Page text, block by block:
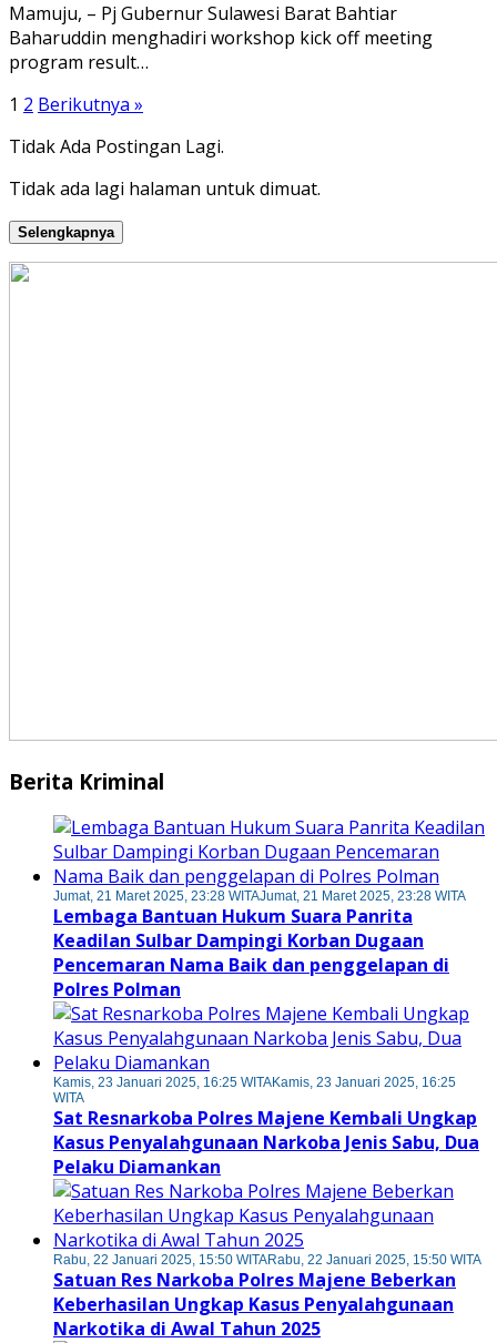
Mamuju, – Pj Gubernur Sulawesi Barat Bahtiar
Baharuddin menghadiri workshop kick off meeting
program result…
Paginasi
pos
1 2 Berikutnya »
Tidak Ada Postingan Lagi.
Tidak ada lagi halaman untuk dimuat.
Selengkapnya
Berita Kriminal
Jumat, 21 Maret 2025, 23:28 WITAJumat, 21 Maret 2025, 23:28 WITA
Lembaga Bantuan Hukum Suara Panrita
Keadilan Sulbar Dampingi Korban Dugaan
Pencemaran Nama Baik dan penggelapan di
Polres Polman
Kamis, 23 Januari 2025, 16:25 WITAKamis, 23 Januari 2025, 16:25
WITA
Sat Resnarkoba Polres Majene Kembali Ungkap
Kasus Penyalahgunaan Narkoba Jenis Sabu, Dua
Pelaku Diamankan
Rabu, 22 Januari 2025, 15:50 WITARabu, 22 Januari 2025, 15:50 WITA
Satuan Res Narkoba Polres Majene Beberkan
Keberhasilan Ungkap Kasus Penyalahgunaan
Narkotika di Awal Tahun 2025